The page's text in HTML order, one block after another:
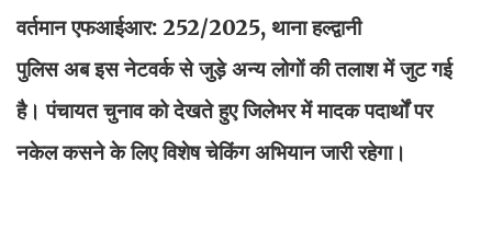
वर्तमान एफआईआर: 252/2025, थाना हल्द्वानी
पुलिस अब इस नेटवर्क से जुड़े अन्य लोगों की तलाश में जुट गई
है। पंचायत चुनाव को देखते हुए जिलेभर में मादक पदार्थों पर
नकेल कसने के लिए विशेष चेकिंग अभियान जारी रहेगा।